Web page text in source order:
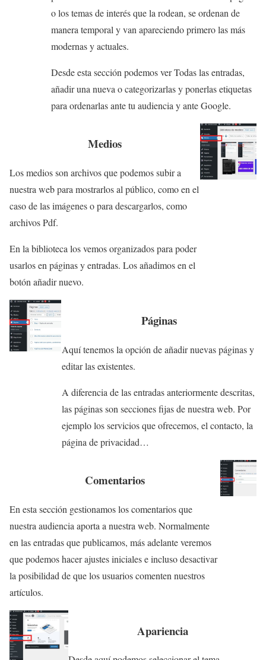
o los temas de interés que la rodean, se ordenan de
manera temporal y van apareciendo primero las más
modernas y actuales.
Desde esta sección podemos ver Todas las entradas,
añadir una nueva o categorizarlas y ponerlas etiquetas
para ordenarlas ante tu audiencia y ante Google.
Medios
Los medios son archivos que podemos subir a
nuestra web para mostrarlos al público, como en el
caso de las imágenes o para descargarlos, como
archivos Pdf.
En la biblioteca los vemos organizados para poder
usarlos en páginas y entradas. Los añadimos en el
botón añadir nuevo.
Páginas
Aquí tenemos la opción de añadir nuevas páginas y
editar las existentes.
A diferencia de las entradas anteriormente descritas,
las páginas son secciones fijas de nuestra web. Por
ejemplo los servicios que ofrecemos, el contacto, la
página de privacidad…
Comentarios
En esta sección gestionamos los comentarios que
nuestra audiencia aporta a nuestra web. Normalmente
en las entradas que publicamos, más adelante veremos
que podemos hacer ajustes iniciales e incluso desactivar
la posibilidad de que los usuarios comenten nuestros
artículos.
Apariencia